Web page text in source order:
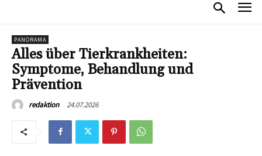
PANORAMA
Alles über Tierkrankheiten:
Symptome, Behandlung und
Prävention
redaktion 24.07.2026